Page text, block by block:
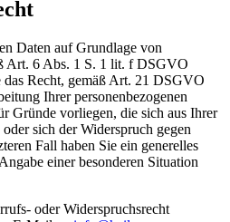
Daten auf Grundlage von
Art. 6 Abs. 1 S. 1 lit. f DSGVO
das Recht, gemäß Art. 21 DSGVO
Ihrer personenbezogenen
Gründe vorliegen, die sich aus Ihrer
sich der Widerspruch gegen
Fall haben Sie ein generelles
einer besonderen Situation
oder Widerspruchsrecht